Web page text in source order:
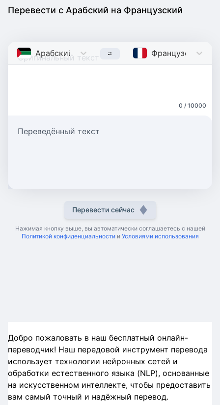
Перевести с Арабский на Французский
Арабский Arabic Французский
0 / 10000
Переведённый текст
Перевести сейчас
Нажимая кнопку выше, вы автоматически соглашаетесь с нашей
Политикой конфиденциальности и Условиями использования
Добро пожаловать в наш бесплатный онлайн-
переводчик! Наш передовой инструмент перевода
использует технологии нейронных сетей и
обработки естественного языка (NLP), основанные
на искусственном интеллекте, чтобы предоставить
вам самый точный и надёжный перевод.